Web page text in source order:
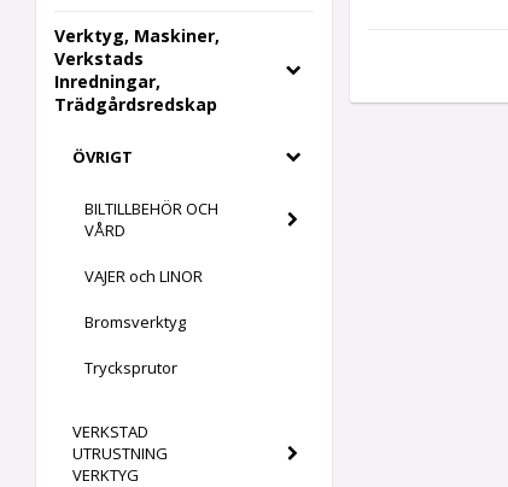
Verktyg, Maskiner,
Verkstads
Inredningar,
Trädgårdsredskap
ÖVRIGT
BILTILLBEHÖR OCH
VÅRD
VAJER och LINOR
Bromsverktyg
Trycksprutor
VERKSTAD
UTRUSTNING
VERKTYG